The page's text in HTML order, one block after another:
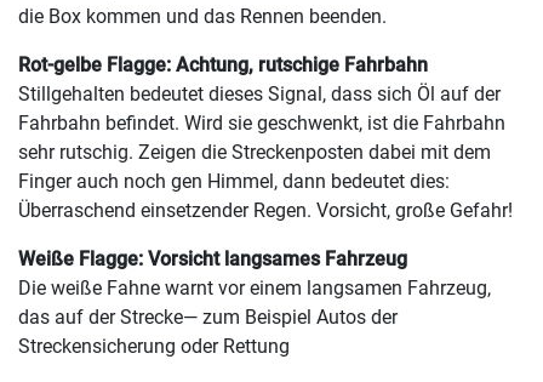
die Box kommen und das Rennen beenden.
Rot-gelbe Flagge: Achtung, rutschige Fahrbahn
Stillgehalten bedeutet dieses Signal, dass sich Öl auf der
Fahrbahn befindet. Wird sie geschwenkt, ist die Fahrbahn
sehr rutschig. Zeigen die Streckenposten dabei mit dem
Finger auch noch gen Himmel, dann bedeutet dies:
Überraschend einsetzender Regen. Vorsicht, große Gefahr!
Weiße Flagge: Vorsicht langsames Fahrzeug
Die weiße Fahne warnt vor einem langsamen Fahrzeug,
das auf der Strecke— zum Beispiel Autos der
Streckensicherung oder Rettung